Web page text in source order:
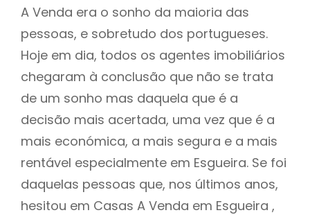
A Venda era o sonho da maioria das
pessoas, e sobretudo dos portugueses.
Hoje em dia, todos os agentes imobiliários
chegaram à conclusão que não se trata
de um sonho mas daquela que é a
decisão mais acertada, uma vez que é a
mais económica, a mais segura e a mais
rentável especialmente em Esgueira. Se foi
daquelas pessoas que, nos últimos anos,
hesitou em Casas A Venda em Esgueira ,